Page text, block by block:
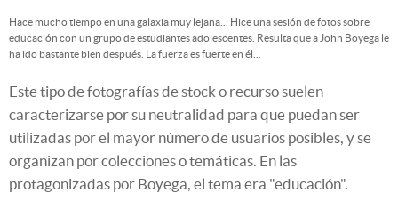
Hace mucho tiempo en una galaxia muy lejana... Hice una sesión de fotos sobre
educación con un grupo de estudiantes adolescentes. Resulta que a John Boyega le
ha ido bastante bien después. La fuerza es fuerte en él...
Este tipo de fotografías de stock o recurso suelen
caracterizarse por su neutralidad para que puedan ser
utilizadas por el mayor número de usuarios posibles, y se
organizan por colecciones o temáticas. En las
protagonizadas por Boyega, el tema era "educación".